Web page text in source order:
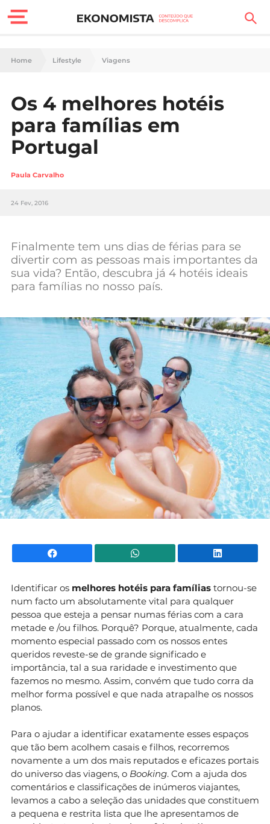
Finanças Pessoais
Carreira
Casa
Lifestyle
Sociedade
Negócios
Mundial 2026
Home Lifestyle Viagens
Os 4 melhores hotéis
para famílias em
Portugal
Paula Carvalho
24 Fev, 2016
Finalmente tem uns dias de férias para se
divertir com as pessoas mais importantes da
sua vida? Então, descubra já 4 hotéis ideais
para famílias no nosso país.
Facebook WhatsApp
Identificar os melhores hotéis para famílias tornou-se
num facto um absolutamente vital para qualquer
pessoa que esteja a pensar numas férias com a cara
metade e /ou filhos. Porquê? Porque, atualmente, cada
momento especial passado com os nossos entes
queridos reveste-se de grande significado e
importância, tal a sua raridade e investimento que
fazemos no mesmo. Assim, convém que tudo corra da
melhor forma possível e que nada atrapalhe os nossos
planos.
Para o ajudar a identificar exatamente esses espaços
que tão bem acolhem casais e filhos, recorremos
novamente a um dos mais reputados e eficazes portais
do universo das viagens, o Booking. Com a ajuda dos
comentários e classificações de inúmeros viajantes,
levamos a cabo a seleção das unidades que constituem
a pequena e restrita lista que lhe apresentamos de